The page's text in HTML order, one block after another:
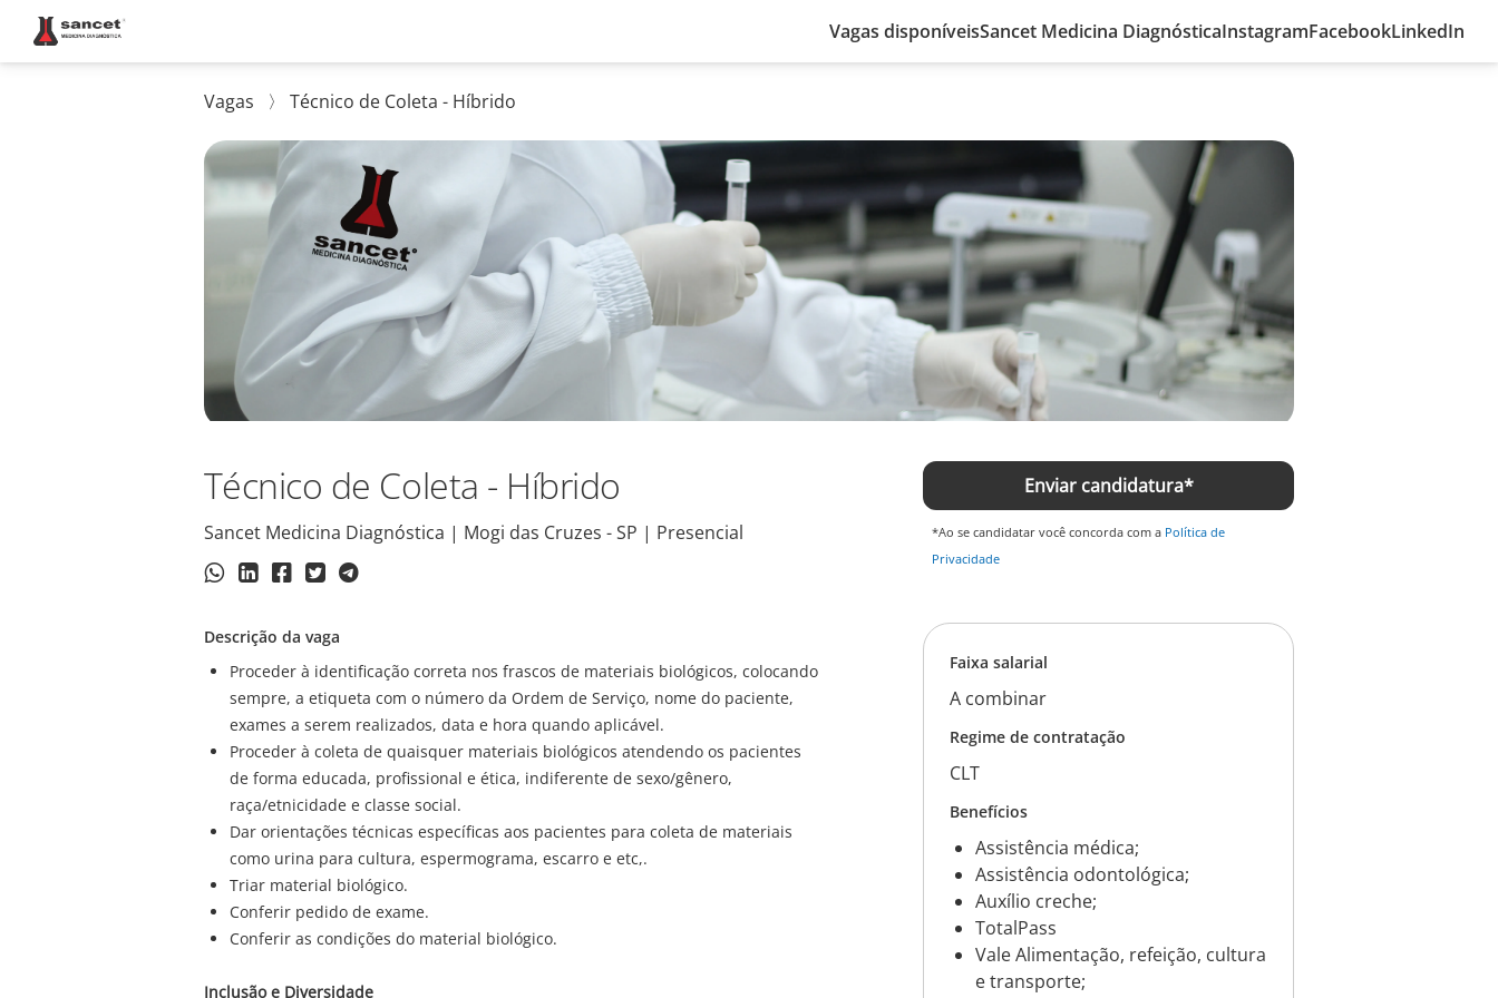
Vagas disponíveisSancet Medicina DiagnósticaInstagramFacebookLinkedIn
Vagas 〉 Técnico de Coleta - Híbrido
Técnico de Coleta - Híbrido
Sancet Medicina Diagnóstica | Mogi das Cruzes - SP | Presencial
Descrição da vaga
Proceder à identificação correta nos frascos de materiais biológicos, colocando
sempre, a etiqueta com o número da Ordem de Serviço, nome do paciente,
exames a serem realizados, data e hora quando aplicável.
Proceder à coleta de quaisquer materiais biológicos atendendo os pacientes
de forma educada, profissional e ética, indiferente de sexo/gênero,
raça/etnicidade e classe social.
Dar orientações técnicas específicas aos pacientes para coleta de materiais
como urina para cultura, espermograma, escarro e etc,.
Triar material biológico.
Conferir pedido de exame.
Conferir as condições do material biológico.
Inclusão e Diversidade
Enviar candidatura*
*Ao se candidatar você concorda com a Política de
Privacidade
Faixa salarial
A combinar
Regime de contratação
CLT
Benefícios
Assistência médica;
Assistência odontológica;
Auxílio creche;
TotalPass
Vale Alimentação, refeição, cultura
e transporte;